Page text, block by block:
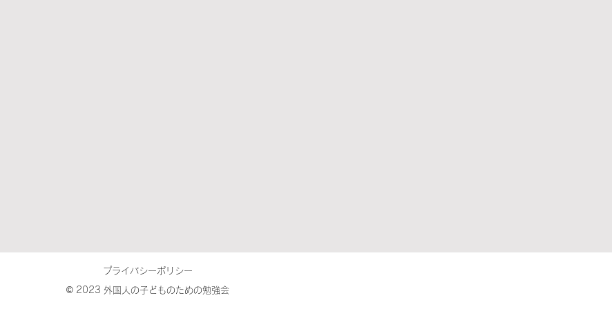
プライバシーポリシー
© 2023 外国人の子どものための勉強会